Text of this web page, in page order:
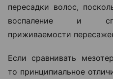
пересадки волос,
воспаление и
приживаемости
Если сравнивать
то принципиальное